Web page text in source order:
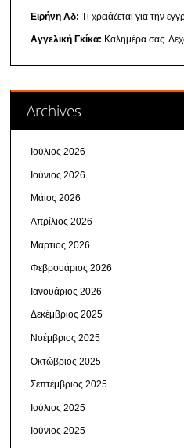
Ειρήνη Αδ: Τι χρειάζεται για την
Αγγελική Γκίκα: Καλημέρα σας.
Archives
Ιούλιος 2026
Ιούνιος 2026
Μάιος 2026
Απρίλιος 2026
Μάρτιος 2026
Φεβρουάριος 2026
Ιανουάριος 2026
Δεκέμβριος 2025
Νοέμβριος 2025
Οκτώβριος 2025
Σεπτέμβριος 2025
Ιούλιος 2025
Ιούνιος 2025